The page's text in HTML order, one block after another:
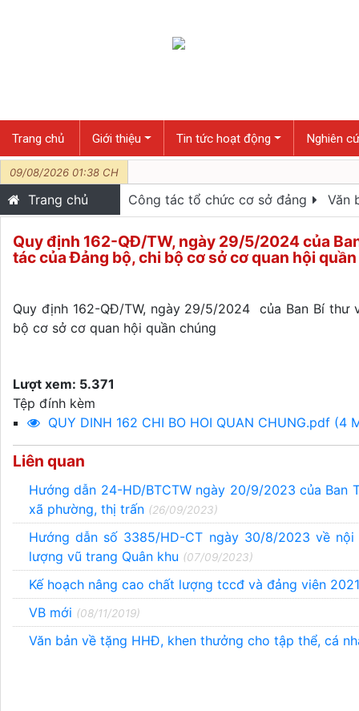
09/08/2026 01:38 CH
Trang chủ Giới thiệu Tin tức hoạt động Nghiên
Trang chủ Công tác tổ chức cơ sở đảng Văn
Quy định 162-QĐ/TW, ngày 29/5/2024 của
tác của Đảng bộ, chi bộ cơ sở cơ quan hội
Quy định 162-QĐ/TW, ngày 29/5/2024 của Ban Bí
bộ cơ sở cơ quan hội quần chúng
Lượt xem: 5.371
Tệp đính kèm
QUY DINH 162 CHI BO HOI QUAN CHUNG.pdf (4
Liên quan
Hướng dẫn 24-HD/BTCTW ngày 20/9/2023 của
xã phường, thị trấn (26/09/2023)
Hướng dẫn số 3385/HD-CT ngày 30/8/2023 về
lượng vũ trang Quân khu (07/09/2023)
Kế hoạch nâng cao chất lượng tccđ và đảng viên
VB mới (08/11/2019)
Văn bản về tặng HHĐ, khen thưởng cho tập thể, cá